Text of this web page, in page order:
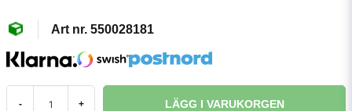
550028181
- + LÄGG I VARUKORGEN